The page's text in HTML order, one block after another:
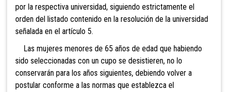
por la respectiva universidad, siguiendo estrictamente el
orden del listado contenido en la resolución de la universidad
señalada en el artículo 5.
Las mujeres menores de 65 años de edad que habiendo
sido seleccionadas con un cupo se desistieren, no lo
conservarán para los años siguientes, debiendo volver a
postular conforme a las normas que establezca el